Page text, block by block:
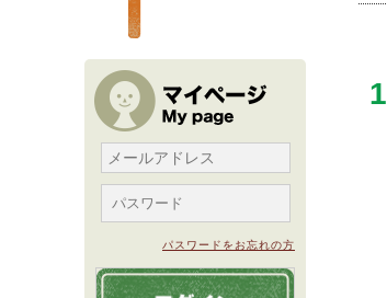
パスワードをお忘れの方
1